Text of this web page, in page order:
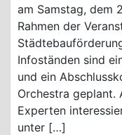
am Samstag, dem
Rahmen der
Infoständen sind
und ein
Orchestra geplant.
Experten
unter […]